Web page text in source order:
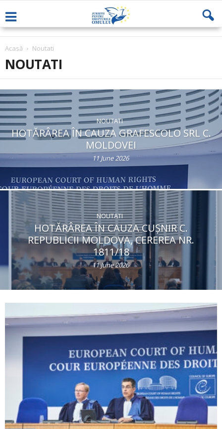
Acasă Noutati
NOUTATI
NOUTATI
HOTĂRÂREA ÎN CAUZA GRAFESCOLO SRL C.
MOLDOVEI
11 June 2026
NOUTATI
HOTĂRÂREA ÎN CAUZA CUŞNIR C.
REPUBLICII MOLDOVA, CEREREA NR.
1811/18
11 June 2026